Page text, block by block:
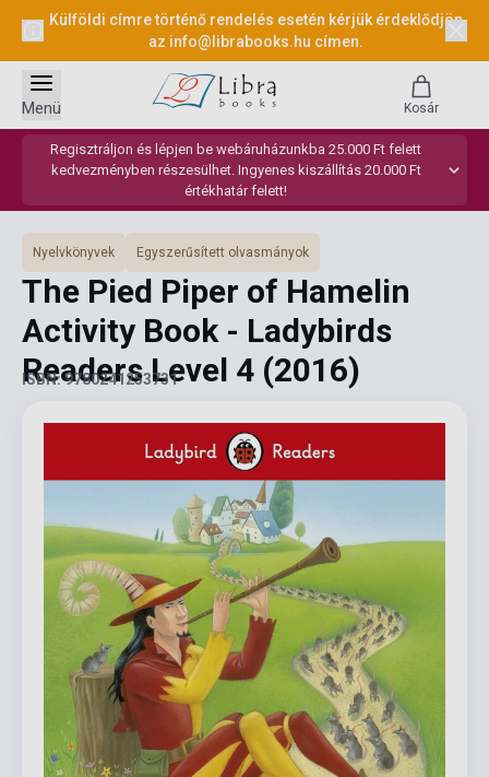
Külföldi címre történő rendelés esetén kérjük érdeklődjön
az info@librabooks.hu címen.
Regisztráljon és lépjen be webáruházunkba 25.000 Ft felett
kedvezményben részesülhet. Ingyenes kiszállítás 20.000 Ft
értékhatár felett!
Menü Kosár
Nyelvkönyvek Egyszerűsített olvasmányok
The Pied Piper of Hamelin
Activity Book - Ladybirds
Readers Level 4 (2016)
ISBN: 9780241253731